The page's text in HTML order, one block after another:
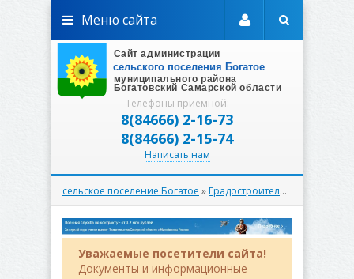
Телефоны приемной:
8(84666) 2-16-73
8(84666) 2-15-74
Написать нам
Меню сайта
сельское поселение Богатое »Градостроительство
Уважаемые посетители сайта!
Документы и информационные